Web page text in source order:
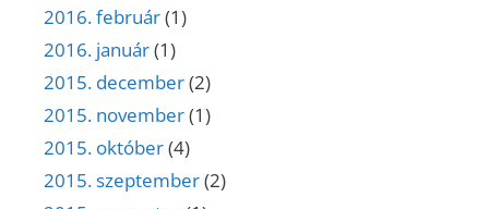
2016. február(1)
2016. január(1)
2015. december(2)
2015. november(1)
2015. október(4)
2015. szeptember(2)